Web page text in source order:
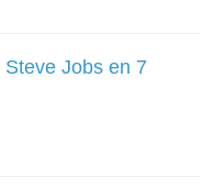
Jobs en 7